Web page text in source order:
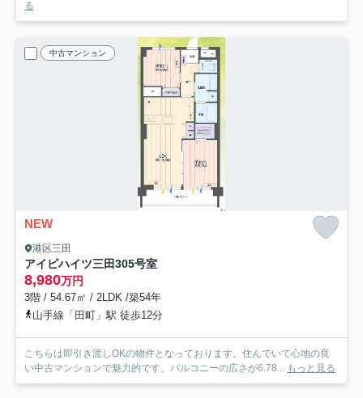
る
中古マンション
NEW
港区三田
アイビハイツ三田305号室
8,980万円
3階 / 54.67㎡ / 2LDK /築54年
山手線「田町」駅 徒歩12分
こちらは即引き渡しOKの物件となっております。住んでいて心地の良
い中古マンションで魅力的です。バルコニーの広さが6.78... もっと見る